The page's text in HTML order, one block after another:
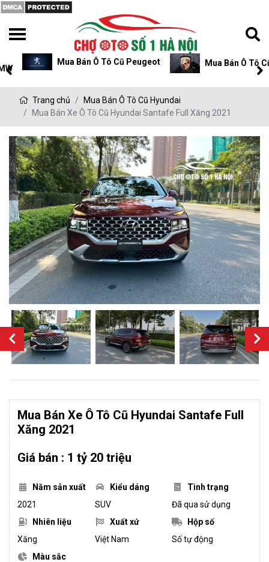
Mua Bán Ô Tô Cũ Peugeot Mua Bán Ô Tô Cũ
Trang chủ
Mua Bán Ô Tô Cũ Hyundai
Mua Bán Xe Ô Tô Cũ Hyundai Santafe Full Xăng 2021
Mua Bán Xe Ô Tô Cũ Hyundai Santafe Full
Xăng 2021
Giá bán : 1 tỷ 20 triệu
Năm sản xuất
2021
Kiểu dáng
SUV
Tình trạng
Đã qua sử dụng
Nhiên liệu
Xăng
Xuất xứ
Việt Nam
Hộp số
Số tự động
Màu sắc